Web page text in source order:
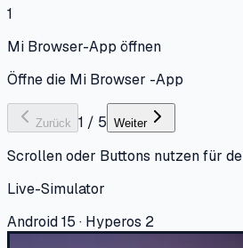
1
Mi Browser-App öffnen
Öffne die Mi Browser -App
Zurück 1 / 5 Weiter
Scrollen oder Buttons nutzen für
Live-Simulator
Android 15 · Hyperos 2